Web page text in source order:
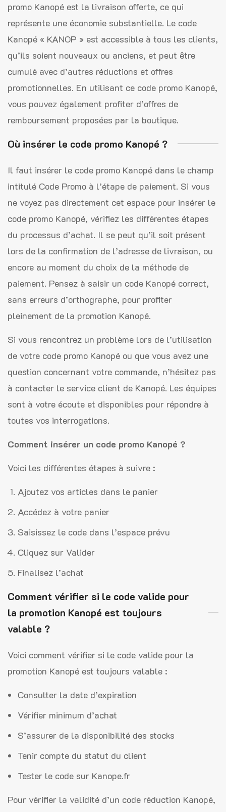
promo Kanopé est la livraison offerte, ce qui
représente une économie substantielle. Le code
Kanopé « KANOP » est accessible à tous les clients,
qu’ils soient nouveaux ou anciens, et peut être
cumulé avec d’autres réductions et offres
promotionnelles. En utilisant ce code promo Kanopé,
vous pouvez également profiter d’offres de
remboursement proposées par la boutique.
Où insérer le code promo Kanopé ?
Il faut insérer le code promo Kanopé dans le champ
intitulé Code Promo à l’étape de paiement. Si vous
ne voyez pas directement cet espace pour insérer le
code promo Kanopé, vérifiez les différentes étapes
du processus d’achat. Il se peut qu’il soit présent
lors de la confirmation de l’adresse de livraison, ou
encore au moment du choix de la méthode de
paiement. Pensez à saisir un code Kanopé correct,
sans erreurs d’orthographe, pour profiter
pleinement de la promotion Kanopé.
Si vous rencontrez un problème lors de l’utilisation
de votre code promo Kanopé ou que vous avez une
question concernant votre commande, n’hésitez pas
à contacter le service client de Kanopé. Les équipes
sont à votre écoute et disponibles pour répondre à
toutes vos interrogations.
Comment insérer un code promo Kanopé ?
Voici les différentes étapes à suivre :
Ajoutez vos articles dans le panier
Accédez à votre panier
Saisissez le code dans l’espace prévu
Cliquez sur Valider
Finalisez l’achat
Comment vérifier si le code valide pour
la promotion Kanopé est toujours
valable ?
Voici comment vérifier si le code valide pour la
promotion Kanopé est toujours valable :
Consulter la date d’expiration
Vérifier minimum d’achat
S’assurer de la disponibilité des stocks
Tenir compte du statut du client
Tester le code sur Kanope.fr
Pour vérifier la validité d’un code réduction Kanopé,